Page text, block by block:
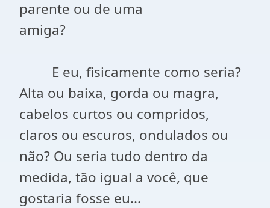
parente ou de uma
amiga?
E eu, fisicamente como seria?
Alta ou baixa, gorda ou magra,
cabelos curtos ou compridos,
claros ou escuros, ondulados ou
não? Ou seria tudo dentro da
medida, tão igual a você, que
gostaria fosse eu...